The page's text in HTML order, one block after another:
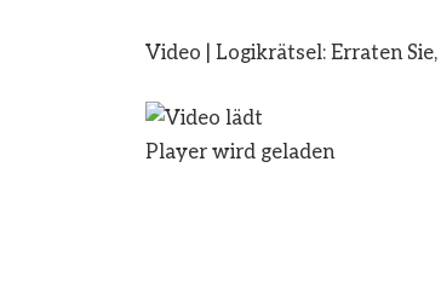
Video Logikrätsel: Erraten
Player wird geladen